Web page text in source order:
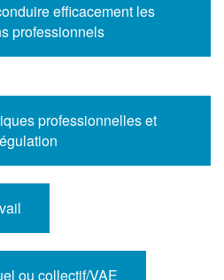
efficacement les
professionnels
professionnelles et
ou collectif/VAE